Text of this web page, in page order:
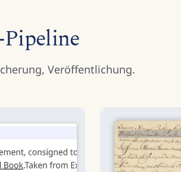
Veröffentlichung.